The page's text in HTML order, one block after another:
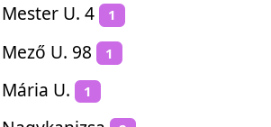
Mester U. 4 1
Mező U. 98 1
Mária U. 1